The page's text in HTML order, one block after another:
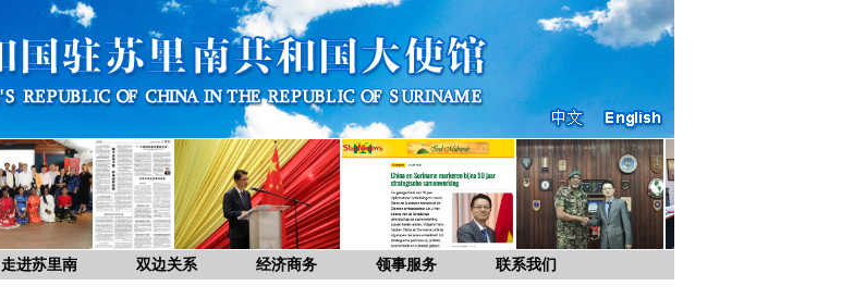
走进苏里南 双边关系 经济商务 领事服务 联系我们